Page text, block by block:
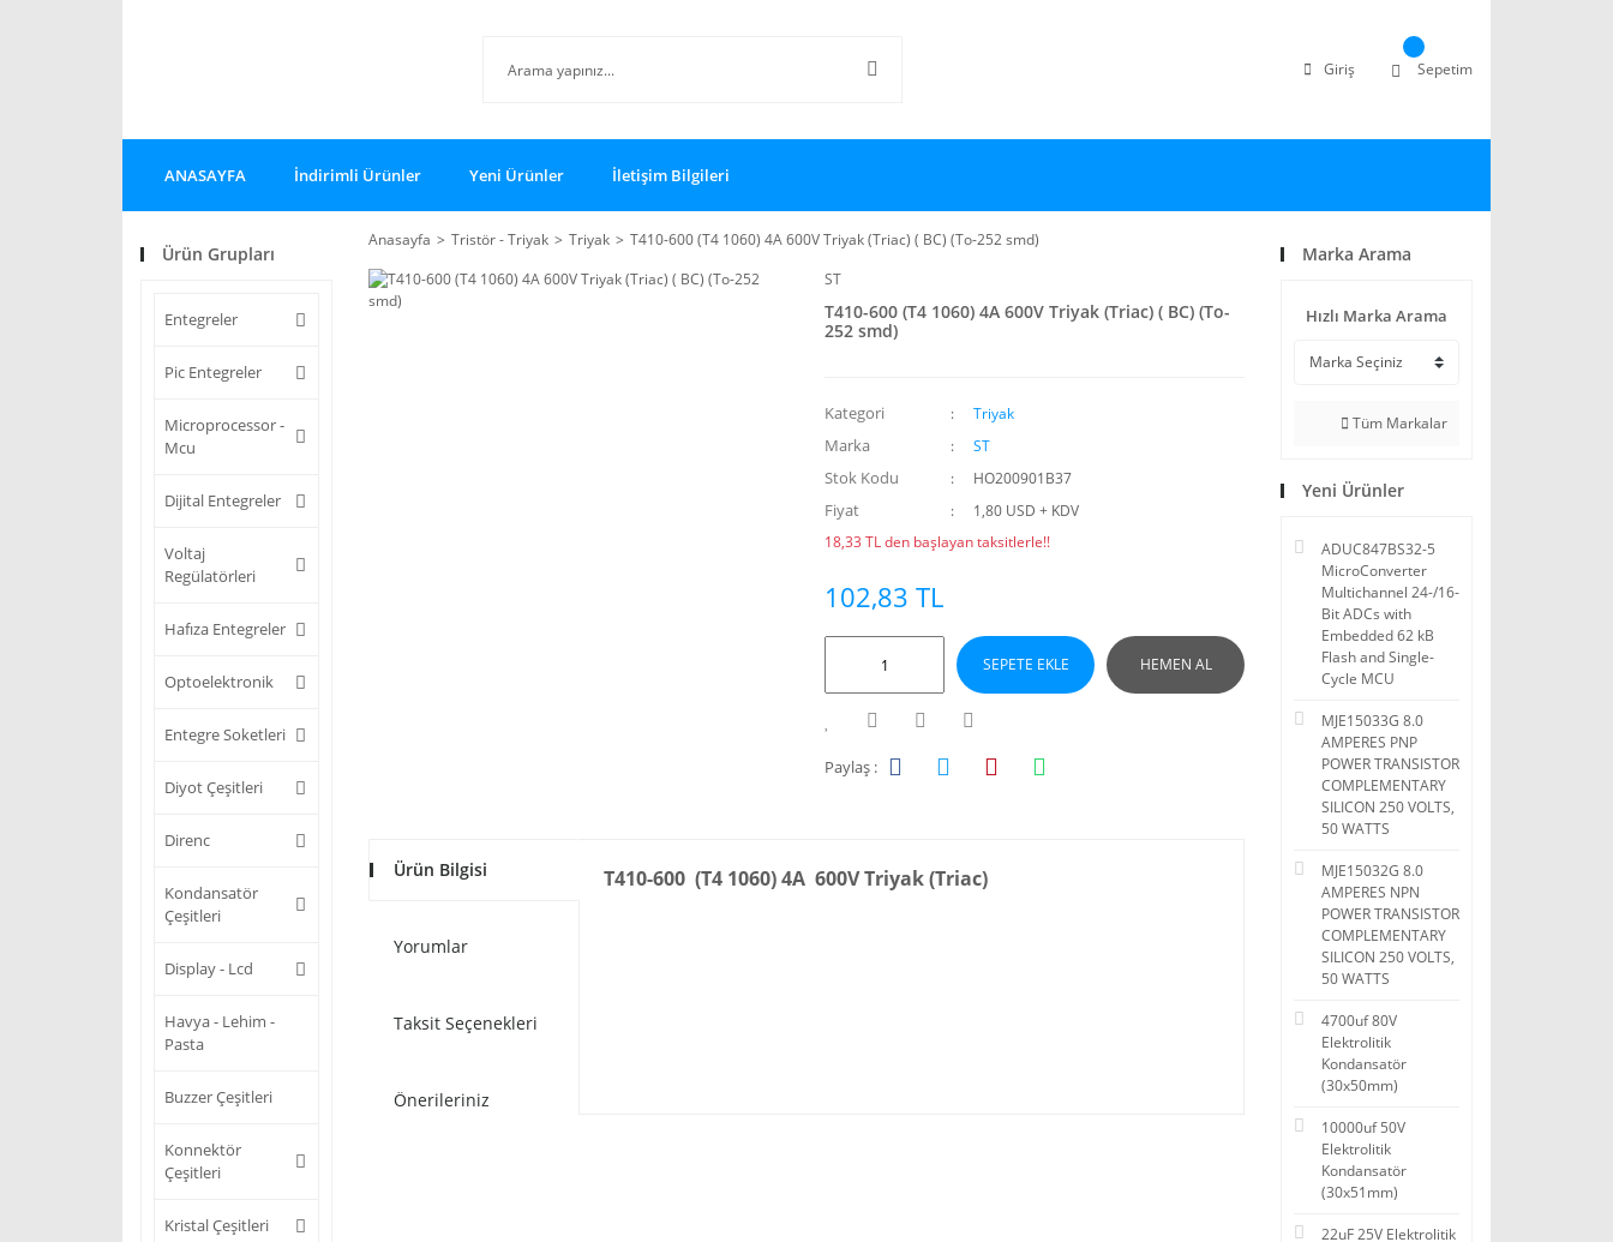
Giriş Sepetim
ANASAYFA İndirimli Ürünler Yeni Ürünler İletişim Bilgileri
Ürün Grupları
Entegreler
Pic Entegreler
Microprocessor -
Mcu
Dijital Entegreler
Voltaj
Regülatörleri
Hafıza Entegreler
Optoelektronik
Entegre Soketleri
Diyot Çeşitleri
Direnc
Kondansatör
Çeşitleri
Display - Lcd
Havya - Lehim -
Pasta
Buzzer Çeşitleri
Konnektör
Çeşitleri
Kristal Çeşitleri
Anasayfa Tristör - Triyak Triyak
T410-600 (T4 1060) 4A 600V Triyak (Triac) ( BC) (To-252 smd)
ST
T410-600 (T4 1060) 4A 600V Triyak (Triac) ( BC) (To-
252 smd)
Kategori Triyak
Marka ST
Stok Kodu HO200901B37
Fiyat
1,80 USD + KDV
18,33 TL den başlayan taksitlerle!!
102,83 TL
SEPETE EKLE HEMEN AL
Paylaş :
Ürün Bilgisi
Yorumlar
Taksit Seçenekleri
Önerileriniz
T410-600 (T4 1060) 4A 600V Triyak (Triac)
Marka Arama
Hızlı Marka Arama
Tüm Markalar
Yeni Ürünler
ADUC847BS32-5
MicroConverter
Multichannel 24-/16-
Bit ADCs with
Embedded 62 kB
Flash and Single-
Cycle MCU
MJE15033G 8.0
AMPERES PNP
POWER TRANSISTOR
COMPLEMENTARY
SILICON 250 VOLTS,
50 WATTS
MJE15032G 8.0
AMPERES NPN
POWER TRANSISTOR
COMPLEMENTARY
SILICON 250 VOLTS,
50 WATTS
4700uf 80V
Elektrolitik
Kondansatör
(30x50mm)
10000uf 50V
Elektrolitik
Kondansatör
(30x51mm)
22uF 25V Elektrolitik